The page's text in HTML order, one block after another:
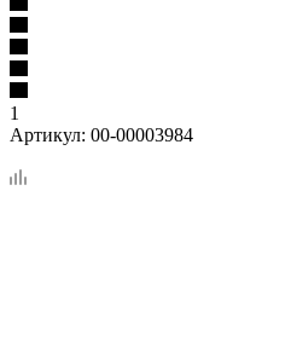
1
Артикул: 00-00003984